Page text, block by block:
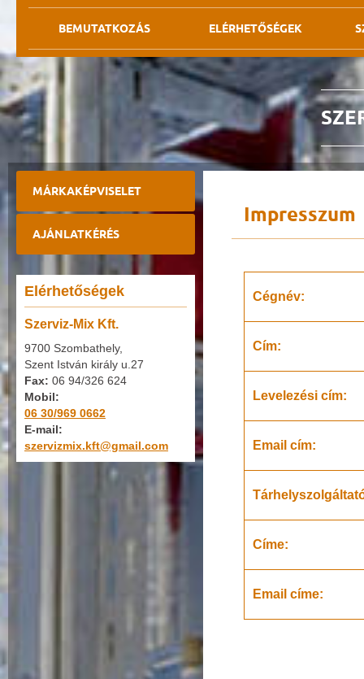
BEMUTATKOZÁS ELÉRHETŐSÉGEK
MÁRKAKÉPVISELET
AJÁNLATKÉRÉS
Elérhetőségek
Szerviz-Mix Kft.
9700 Szombathely,
Szent István király u.27
Fax: 06 94/326 624
Mobil:
06 30/969 0662
E-mail:
szervizmix.kft@gmail.com
Impresszum
Cégnév:
Cím:
Levelezési cím:
Email cím:
Címe:
Email címe: